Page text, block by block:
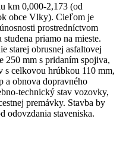
km 0,000-2,173 (od
obce Vlky). Cieľom je
prostredníctvom
priamo na mieste.
starej obrusnej asfaltovej
250 mm s pridaním spojiva,
s celkovou hrúbkou 110 mm,
a obnova dopravného
technický stav vozovky,
premávky. Stavba by
odovzdania staveniska.